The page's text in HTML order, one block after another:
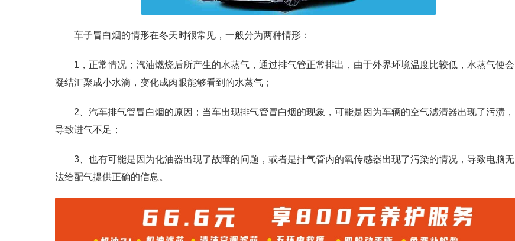
车子冒白烟的情形在冬天时很常见，一般分为两种情形：
1，正常情况；汽油燃烧后所产生的水蒸气，通过排气管正常排出，由于外界环境温度比较低，水蒸气便会
凝结汇聚成小水滴，变化成肉眼能够看到的水蒸气；
2、汽车排气管冒白烟的原因；当车出现排气管冒白烟的现象，可能是因为车辆的空气滤清器出现了污渍，
导致进气不足；
3、也有可能是因为化油器出现了故障的问题，或者是排气管内的氧传感器出现了污染的情况，导致电脑无
法给配气提供正确的信息。